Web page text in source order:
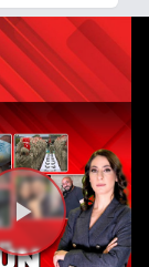
Videoyu